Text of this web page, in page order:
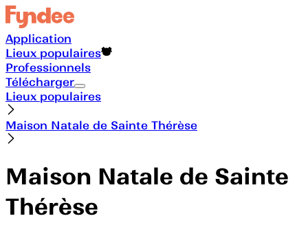
Application
Lieux populaires
Professionnels
Télécharger
Lieux populaires
Maison Natale de Sainte Thérèse
Maison Natale de Sainte
Thérèse